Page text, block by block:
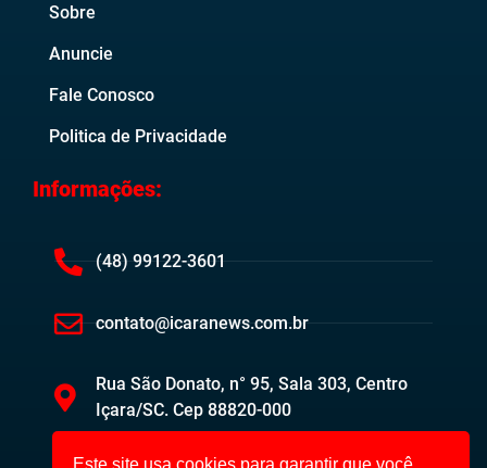
Sobre
Anuncie
Fale Conosco
Politica de Privacidade
Informações:
(48) 99122-3601
contato@icaranews.com.br
Rua São Donato, n° 95, Sala 303, Centro
Içara/SC. Cep 88820-000
Este site usa cookies para garantir que você